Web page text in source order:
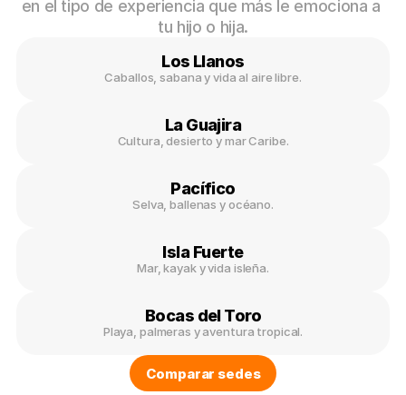
en el tipo de experiencia que más le emociona a
tu hijo o hija.
Los Llanos
Caballos, sabana y vida al aire libre.
La Guajira
Cultura, desierto y mar Caribe.
Pacífico
Selva, ballenas y océano.
Isla Fuerte
Mar, kayak y vida isleña.
Bocas del Toro
Playa, palmeras y aventura tropical.
Comparar sedes